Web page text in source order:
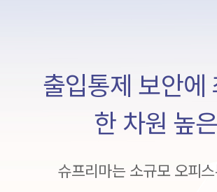
출입통제 보안
한 차원 높
슈프리마는 소규모 오피